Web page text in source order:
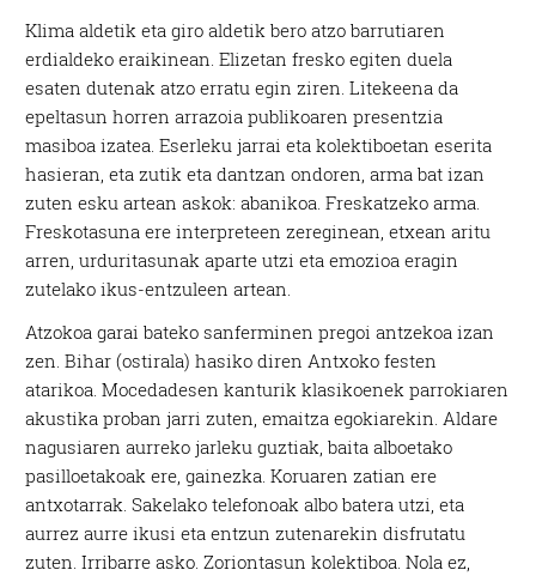
Klima aldetik eta giro aldetik bero atzo barrutiaren
erdialdeko eraikinean. Elizetan fresko egiten duela
esaten dutenak atzo erratu egin ziren. Litekeena da
epeltasun horren arrazoia publikoaren presentzia
masiboa izatea. Eserleku jarrai eta kolektiboetan eserita
hasieran, eta zutik eta dantzan ondoren, arma bat izan
zuten esku artean askok: abanikoa. Freskatzeko arma.
Freskotasuna ere interpreteen zereginean, etxean aritu
arren, urduritasunak aparte utzi eta emozioa eragin
zutelako ikus-entzuleen artean.
Atzokoa garai bateko sanferminen pregoi antzekoa izan
zen. Bihar (ostirala) hasiko diren Antxoko festen
atarikoa. Mocedadesen kanturik klasikoenek parrokiaren
akustika proban jarri zuten, emaitza egokiarekin. Aldare
nagusiaren aurreko jarleku guztiak, baita alboetako
pasilloetakoak ere, gainezka. Koruaren zatian ere
antxotarrak. Sakelako telefonoak albo batera utzi, eta
aurrez aurre ikusi eta entzun zutenarekin disfrutatu
zuten. Irribarre asko. Zoriontasun kolektiboa. Nola ez,